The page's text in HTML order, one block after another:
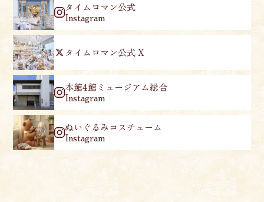
タイムロマン公式
Instagram
タイムロマン公式 X
本館4館ミュージアム総合
Instagram
ぬいぐるみコスチューム
Instagram